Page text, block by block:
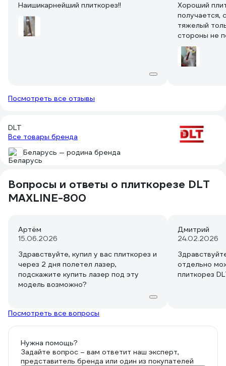
Наишикарнейший плиткорез!!
Хороший
получается,
тяжелый
стороны не
смазки
рекомендую
Посмотреть все отзывы
DLT
Все товары бренда
Беларусь — родина бренда
Вопросы и ответы о плиткорезе DLT
MAXLINE-800
Артём
15.06.2026
Здравствуйте, купил у вас плиткорез и
через 2 дня полетел лазер,
подскажите купить лазер под эту
модель возможно?
Дмитрий
24.02.2026
отдельно
плиткорез
Посмотреть все вопросы
Нужна помощь?
Задайте вопрос – вам ответит наш эксперт,
представитель бренда или один из покупателей